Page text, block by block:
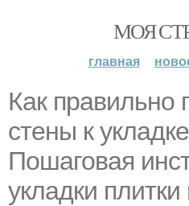
МОЯ
главная
Как правильно
стены к
Пошаговая
укладки